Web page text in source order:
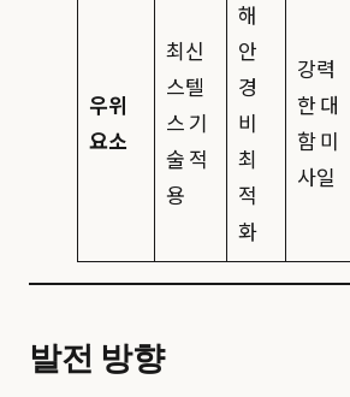
우위
요소
최신
스텔
스 기
술 적
용
해
안
경
비
최
적
화
강력
한 대
함 미
사일
발전 방향